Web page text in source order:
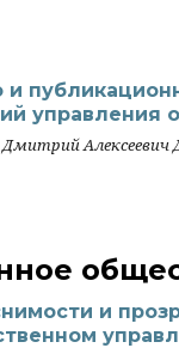
и
управления
Алексеевич
и